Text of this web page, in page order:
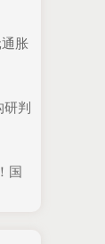
胀
研判
国